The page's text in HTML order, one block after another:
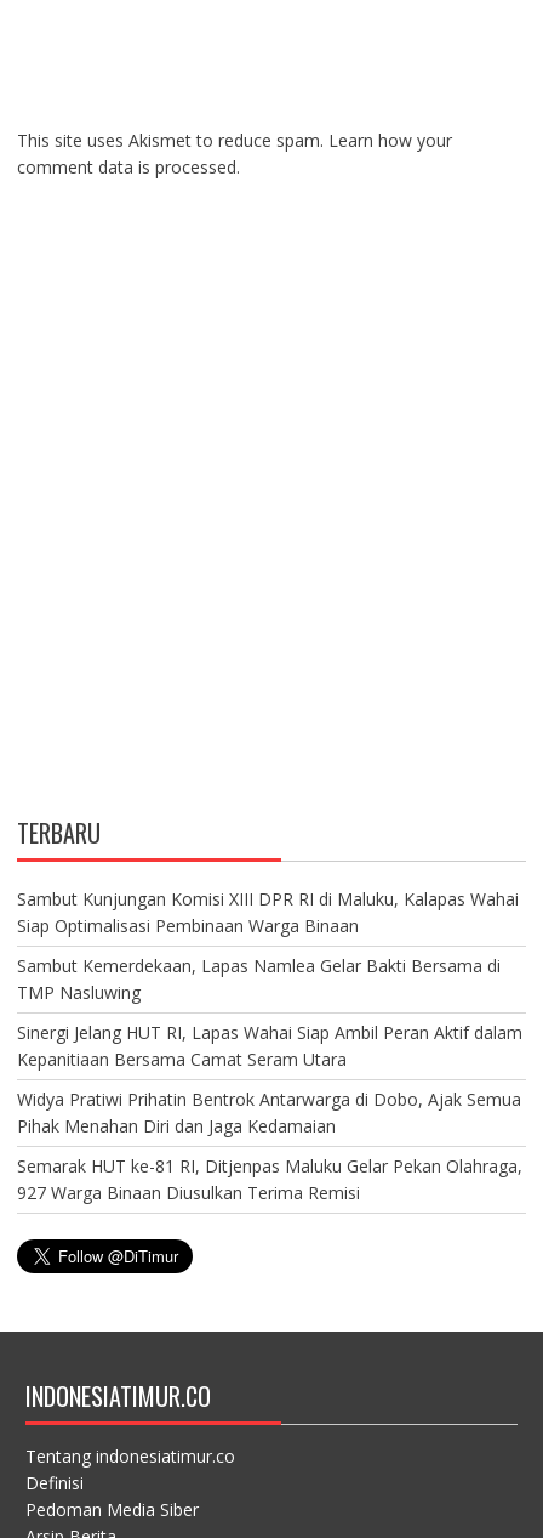
This site uses Akismet to reduce spam. Learn how your
comment data is processed.
TERBARU
Sambut Kunjungan Komisi XIII DPR RI di Maluku, Kalapas Wahai
Siap Optimalisasi Pembinaan Warga Binaan
Sambut Kemerdekaan, Lapas Namlea Gelar Bakti Bersama di
TMP Nasluwing
Sinergi Jelang HUT RI, Lapas Wahai Siap Ambil Peran Aktif dalam
Kepanitiaan Bersama Camat Seram Utara
Widya Pratiwi Prihatin Bentrok Antarwarga di Dobo, Ajak Semua
Pihak Menahan Diri dan Jaga Kedamaian
Semarak HUT ke-81 RI, Ditjenpas Maluku Gelar Pekan Olahraga,
927 Warga Binaan Diusulkan Terima Remisi
INDONESIATIMUR.CO
Tentang indonesiatimur.co
Definisi
Pedoman Media Siber